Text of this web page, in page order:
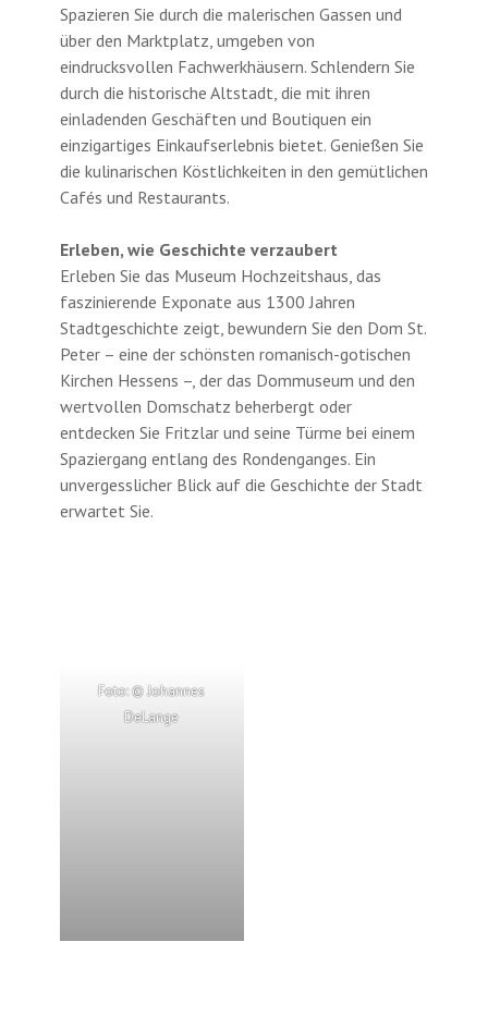
Spazieren Sie durch die malerischen Gassen und
über den Marktplatz, umgeben von
eindrucksvollen Fachwerkhäusern. Schlendern Sie
durch die historische Altstadt, die mit ihren
einladenden Geschäften und Boutiquen ein
einzigartiges Einkaufserlebnis bietet. Genießen Sie
die kulinarischen Köstlichkeiten in den gemütlichen
Cafés und Restaurants.
Erleben, wie Geschichte verzaubert
Erleben Sie das Museum Hochzeitshaus, das
faszinierende Exponate aus 1300 Jahren
Stadtgeschichte zeigt, bewundern Sie den Dom St.
Peter – eine der schönsten romanisch-gotischen
Kirchen Hessens –, der das Dommuseum und den
wertvollen Domschatz beherbergt oder
entdecken Sie Fritzlar und seine Türme bei einem
Spaziergang entlang des Rondenganges. Ein
unvergesslicher Blick auf die Geschichte der Stadt
erwartet Sie.
Foto: © Johannes
DeLange